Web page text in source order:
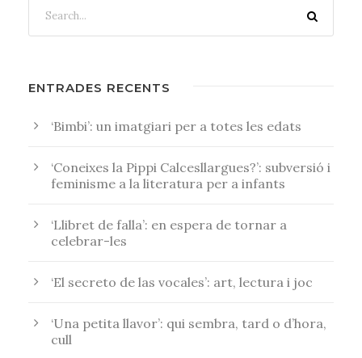
ENTRADES RECENTS
‘Bimbi’: un imatgiari per a totes les edats
‘Coneixes la Pippi Calcesllargues?’: subversió i
feminisme a la literatura per a infants
‘Llibret de falla’: en espera de tornar a
celebrar-les
‘El secreto de las vocales’: art, lectura i joc
‘Una petita llavor’: qui sembra, tard o d’hora,
cull